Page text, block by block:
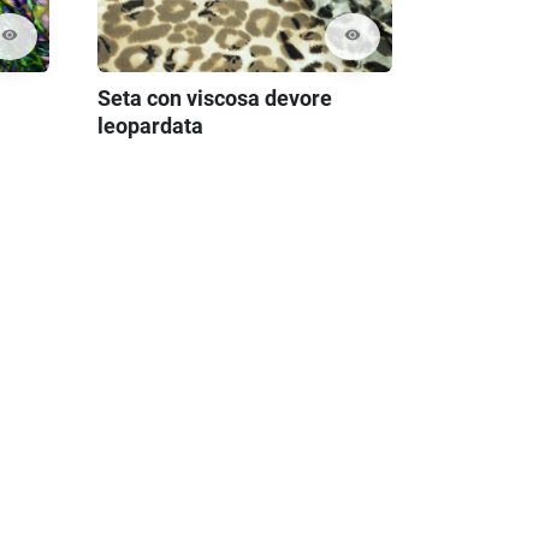
visibility visibility
Seta con viscosa devore
leopardata